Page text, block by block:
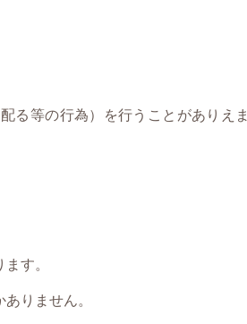
る等の行為）を行うことがありえま
す。
りません。